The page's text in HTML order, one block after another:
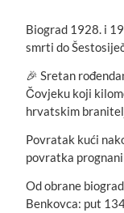
Biograd 1928. i
smrti do
🎉 Sretan
Čovjeku koji
hrvatskim
Povratak kući
povratka
Od obrane
Benkovca: put